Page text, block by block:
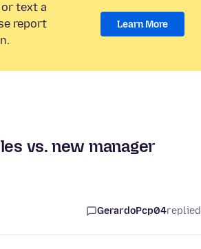
text a
report
Learn More
vs. new manager
GerardoPcp04replied